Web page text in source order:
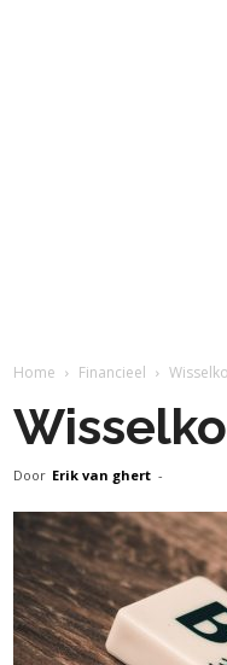
Home Financieel
Door Erik van ghert -